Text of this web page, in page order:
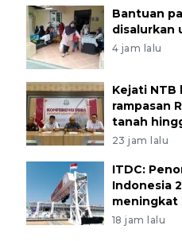
Bantuan
disalurkan
4 jam lalu
Kejati NTB
rampasan
tanah
23 jam lalu
ITDC:
Indonesia
meningkat
18 jam lalu